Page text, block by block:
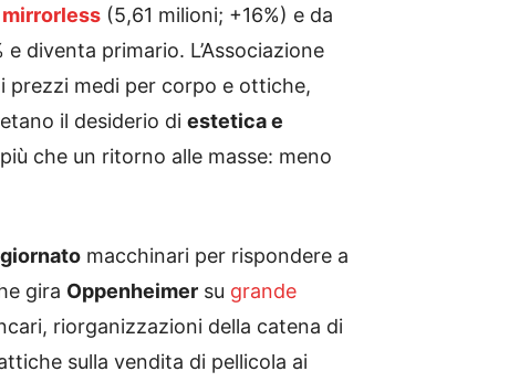
mirrorless (5,61 milioni; +16%) e da
diventa primario. L’Associazione
prezzi medi per corpo e ottiche,
il desiderio di estetica e
più che un ritorno alle masse: meno
macchinari per rispondere a
gira Oppenheimer su grande
riorganizzazioni della catena di
sulla vendita di pellicola ai